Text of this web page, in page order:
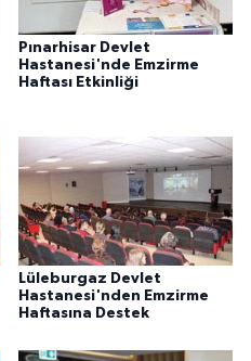
Pınarhisar Devlet
Hastanesi'nde Emzirme
Haftası Etkinliği
Lüleburgaz Devlet
Hastanesi'nden Emzirme
Haftasına Destek